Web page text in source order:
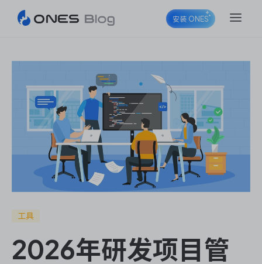
ONES Project
ONES Wiki
ONES Desk
安装 ONES
工具
2026年研发项目管